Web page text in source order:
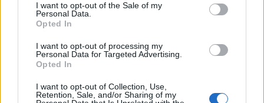
I want to opt-out of the Sale of my
Personal Data.
Opted In
I want to opt-out of processing my
Personal Data for Targeted Advertising.
Opted In
I want to opt-out of Collection, Use,
Retention, Sale, and/or Sharing of my
Ευγενία Σαμαρά: Μαγικές εικόνες από
ψηλά – Η πτήση με αερόστατο στο
Μεξικό